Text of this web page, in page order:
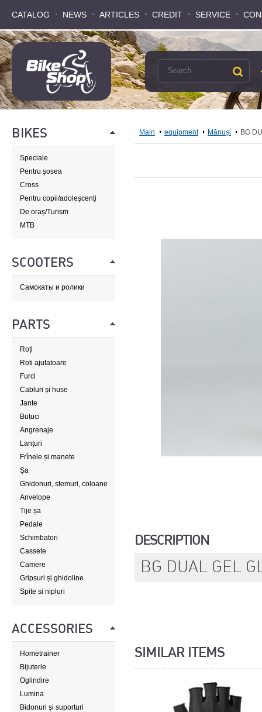
CATALOG NEWS ARTICLES CREDIT SERVICE
CATALOG NEWS ARTICLES CREDIT SERVICE
BIKES
Speciale
Pentru șosea
Cross
Pentru copii/adoleșcenți
De oraș/Turism
MTB
SCOOTERS
Самокаты и ролики
PARTS
Roți
Roti ajutatoare
Furci
Cabluri și huse
Jante
Butuci
Angrenaje
Lanțuri
Frînele și manete
Șa
Ghidonuri, stemuri, coloane
de direcție
Anvelope
Tije șa
Pedale
Schimbatori
Cassete
Camere
Gripsuri și ghidoline
Spite si nipluri
ACCESSORIES
Hometrainer
Bijuterie
Oglindire
Lumina
Bidonuri și suporturi
Main equipment Mănuși BG
DESCRIPTION
BG DUAL GEL
SIMILAR ITEMS